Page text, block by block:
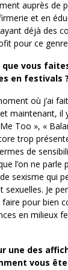
auprès de
et en
déjà des
pour ce
vous
en festivals
où j’ai
maintenant, il
Too », «
trop
de
l’on ne parle
sexisme qui
Je
pour bien
en milieux
une des
vous